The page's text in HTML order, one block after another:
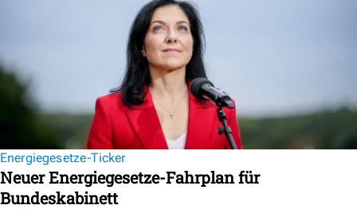
Energiegesetze-Ticker
Neuer Energiegesetze-Fahrplan für
Bundeskabinett